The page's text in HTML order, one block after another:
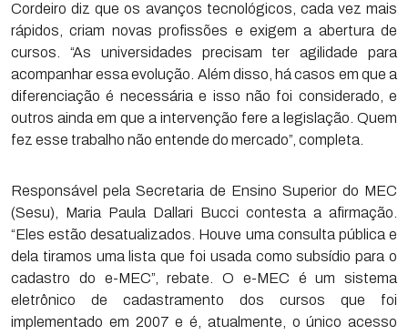
Cordeiro diz que os avanços tecnológicos, cada vez mais
rápidos, criam novas profissões e exigem a abertura de
cursos. “As universidades precisam ter agilidade para
acompanhar essa evolução. Além disso, há casos em que a
diferenciação é necessária e isso não foi considerado, e
outros ainda em que a intervenção fere a legislação. Quem
fez esse trabalho não entende do mercado”, completa.
Responsável pela Secretaria de Ensino Superior do MEC
(Sesu), Maria Paula Dallari Bucci contesta a afirmação.
“Eles estão desatualizados. Houve uma consulta pública e
dela tiramos uma lista que foi usada como subsídio para o
cadastro do e-MEC”, rebate. O e-MEC é um sistema
eletrônico de cadastramento dos cursos que foi
implementado em 2007 e é, atualmente, o único acesso